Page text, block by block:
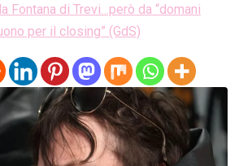
Fontana di Trevi…però da “domani
per il closing” (GdS)